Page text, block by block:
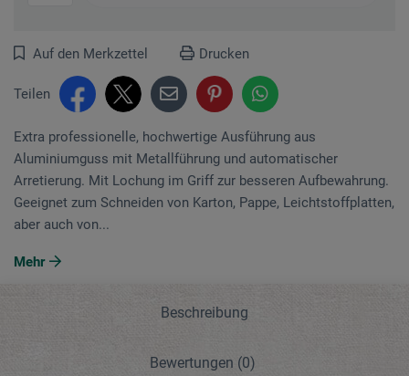
Auf den Merkzettel Drucken
Teilen
Extra professionelle, hochwertige Ausführung aus
Aluminiumguss mit Metallführung und automatischer
Arretierung. Mit Lochung im Griff zur besseren Aufbewahrung.
Geeignet zum Schneiden von Karton, Pappe, Leichtstoffplatten,
aber auch von...
Mehr
Beschreibung
Bewertungen (0)